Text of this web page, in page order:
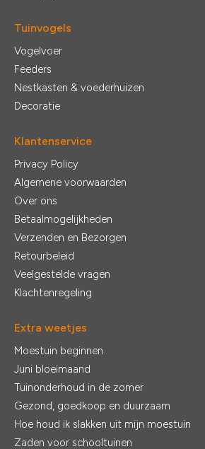
Tuinvogels
Vogelvoer
Feeders
Nestkasten & voederhuizen
Decoratie
Klantenservice
Privacy Policy
Algemene voorwaarden
Over ons
Betaalmogelijkheden
Verzenden en Bezorgen
Retourbeleid
Veelgestelde vragen
Klachtenregeling
Extra weetjes
Moestuin beginnen
Juni bloeimaand
Tuinonderhoud in de zomer
Gezond, goedkoop en duurzaam
Hoe houd ik slakken uit mijn moestuin
Zaden voor schooltuinen